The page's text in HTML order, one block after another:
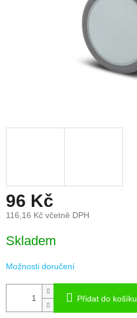
96 Kč
116,16 Kč včetně DPH
cena:
Skladem
Možnosti doručení
Přidat do košíku